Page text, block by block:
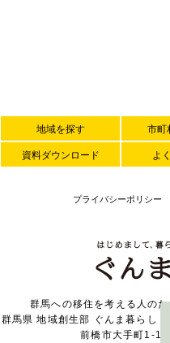
地域を探す 市町
資料ダウンロード よ
プライバシーポリシー
群馬への移住を考える人の
群馬県 地域創生部 ぐんま暮らし
前橋市大手町1-